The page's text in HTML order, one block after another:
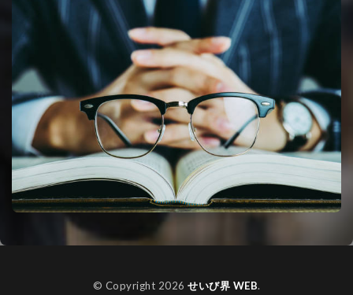
© Copyright 2026 せいび界 WEB.